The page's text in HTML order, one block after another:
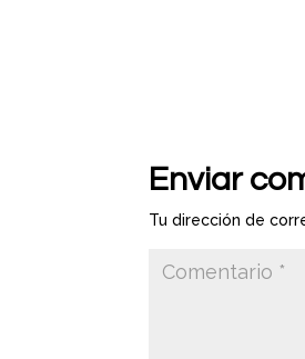
Enviar
Tu dirección de